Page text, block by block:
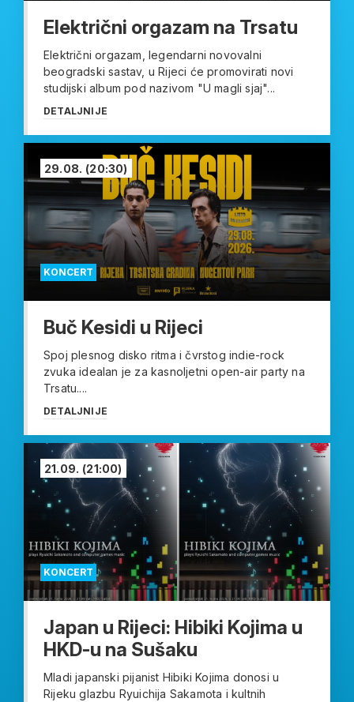
Električni orgazam na Trsatu
Električni orgazam, legendarni novovalni
beogradski sastav, u Rijeci će promovirati novi
studijski album pod nazivom "U magli sjaj"...
DETALJNIJE
KONCERT
29.08. (20:30)
Buč Kesidi u Rijeci
Spoj plesnog disko ritma i čvrstog indie-rock
zvuka idealan je za kasnoljetni open-air party na
Trsatu....
DETALJNIJE
KONCERT
21.09. (21:00)
Japan u Rijeci: Hibiki Kojima u
HKD-u na Sušaku
Mladi japanski pijanist Hibiki Kojima donosi u
Rijeku glazbu Ryuichija Sakamota i kultnih